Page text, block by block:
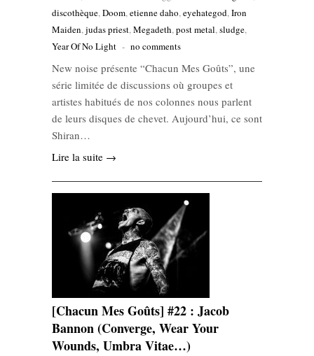
discothèque,Doom,etienne daho,eyehategod,Iron
Maiden,judas priest,Megadeth,post metal,sludge,
Year Of No Light - no comments
New noise présente “Chacun Mes Goûts”, une
série limitée de discussions où groupes et
artistes habitués de nos colonnes nous parlent
de leurs disques de chevet. Aujourd’hui, ce sont
Shiran…
Lire la suite →
[Chacun Mes Goûts] #22 : Jacob
Bannon (Converge, Wear Your
Wounds, Umbra Vitae…)